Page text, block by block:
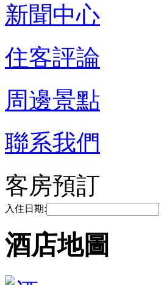
新聞中心
住客評論
周邊景點
聯系我們
客房預訂
入住日期:
酒店地圖